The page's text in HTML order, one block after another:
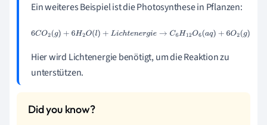
Ein weiteres Beispiel ist die Photosynthese in Pflanzen:
6CO2(g)+6H2O(l)+Lichtenergie→C 6H12O6(aq)+6O2(g)
Hier wird Lichtenergie benötigt, um die Reaktion zu
unterstützen.